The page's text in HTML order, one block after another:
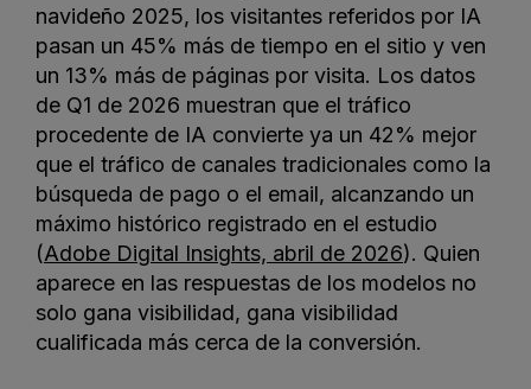
navideño 2025, los visitantes referidos por IA
pasan un 45% más de tiempo en el sitio y ven
un 13% más de páginas por visita. Los datos
de Q1 de 2026 muestran que el tráfico
procedente de IA convierte ya un 42% mejor
que el tráfico de canales tradicionales como la
búsqueda de pago o el email, alcanzando un
máximo histórico registrado en el estudio
(Adobe Digital Insights, abril de 2026). Quien
aparece en las respuestas de los modelos no
solo gana visibilidad, gana visibilidad
cualificada más cerca de la conversión.